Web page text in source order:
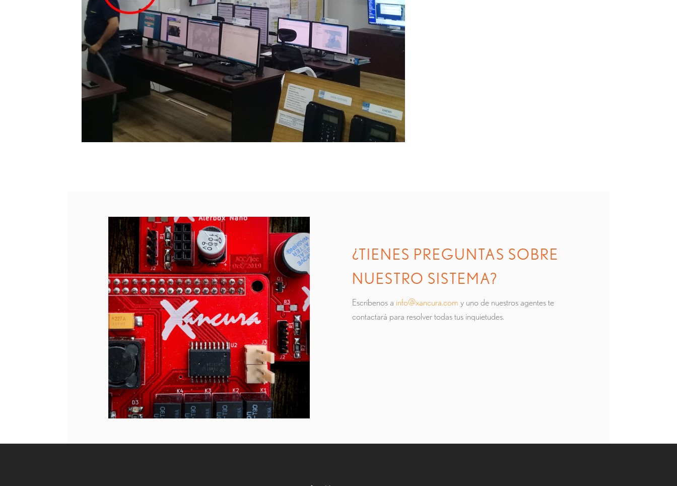
¿TIENES PREGUNTAS SOBRE
NUESTRO SISTEMA?
Escríbenos a info@xancura.com y uno de nuestros agentes te
contactará para resolver todas tus inquietudes.